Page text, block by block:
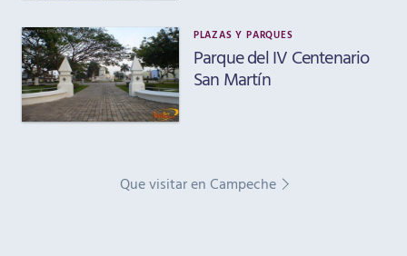
PLAZAS Y PARQUES
Parque del IV Centenario
San Martín
Que visitar en Campeche